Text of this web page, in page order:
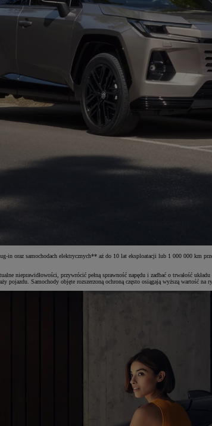
in oraz samochodach elektrycznych** aż do 10 lat eksploatacji lub 1 000 000
nieprawidłowości, przywrócić pełną sprawność napędu i zadbać o trwałość
Samochody objęte rozszerzoną ochroną często osiągają wyższą wartość na